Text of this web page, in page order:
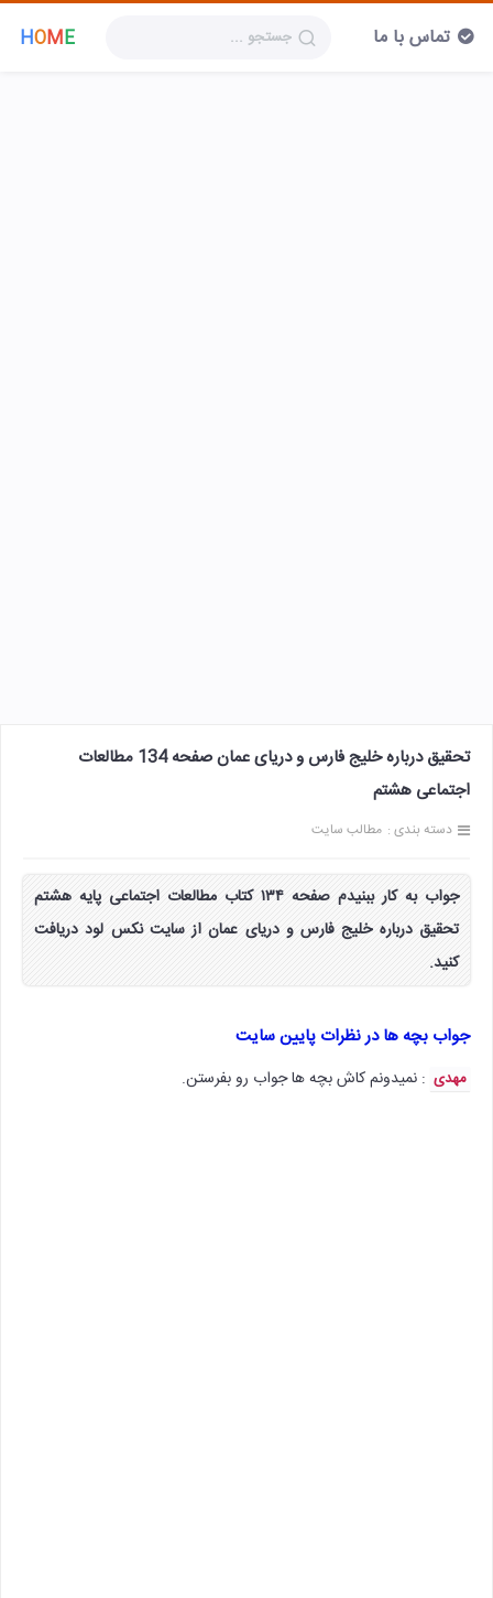
HOME تماس با ما
تحقیق درباره خلیج فارس و دریای عمان صفحه 134 مطالعات
اجتماعی هشتم
دسته بندی : مطالب سایت
جواب به کار ببنیدم صفحه ۱۳۴ کتاب مطالعات اجتماعی پایه هشتم
تحقیق درباره خلیج فارس و دریای عمان از سایت نکس لود دریافت
کنید.
جواب بچه ها در نظرات پایین سایت
مهدی : نمیدونم کاش بچه ها جواب رو بفرستن.